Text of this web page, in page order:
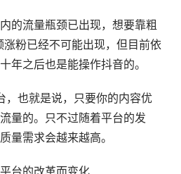
的流量瓶颈已出现，想要靠粗
粉已经不可能出现，但目前依
年之后也是能操作抖音的。
，也就是说，只要你的内容优
量的。只不过随着平台的发
量需求会越来越高。
台的改革而变化